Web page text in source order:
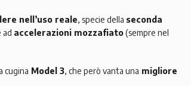
nell’uso reale, specie della seconda
ad accelerazioni mozzafiato(sempre nel
cugina Model 3, che però vanta una migliore